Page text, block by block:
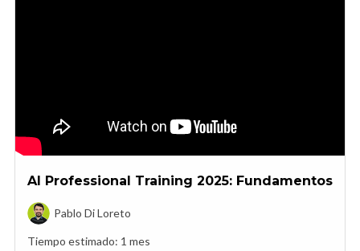
AI Professional Training 2025: Fundamentos
Pablo Di Loreto
Tiempo estimado: 1 mes